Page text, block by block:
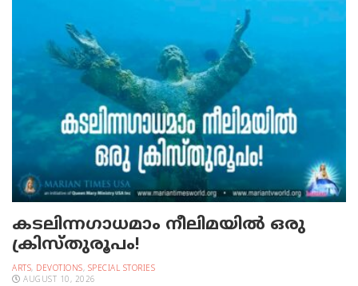
കടലിന്നഗാധമാം നീലിമയില്‍ ഒരു
ക്രിസ്തുരൂപം!
ARTS, DEVOTIONS, SPECIAL STORIES
AUGUST 10, 2026